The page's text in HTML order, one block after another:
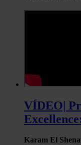
VÍDEO|
Karam El